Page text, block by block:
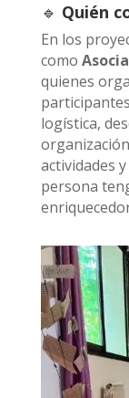
🔹 Quién
En los
como
quienes
logística,
actividades
persona